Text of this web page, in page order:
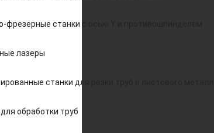
фрезерные станки с осью Y и противошпинделем
лазеры
станки для резки труб и листового металла
обработки труб